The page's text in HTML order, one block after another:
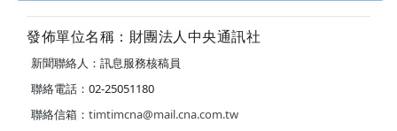
發佈單位名稱：財團法人中央通訊社
新聞聯絡人：訊息服務核稿員
聯絡電話：02-25051180
聯絡信箱： timtimcna@mail.cna.com.tw